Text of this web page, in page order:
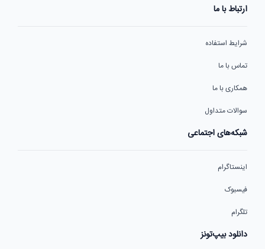
ارتباط با ما
شرایط استفاده
تماس با ما
همکاری با ما
سوالات متداول
شبکه‌های اجتماعی
اینستاگرام
فیسبوک
تلگرام
دانلود بیپ‌تونز